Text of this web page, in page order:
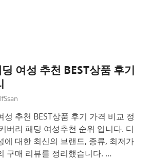
여성 추천 BEST상품 후기
성 추천 BEST상품 후기 가격 비교 정
버리 패딩 여성추천 순위 입니다. 디
에 대한 최신의 브랜드, 종류, 최저가
구매 리뷰를 정리했습니다. …